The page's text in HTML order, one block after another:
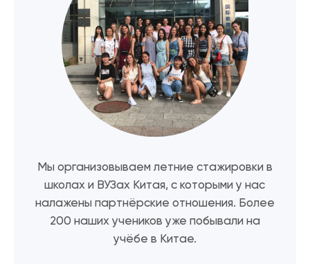
Мы организовываем летние стажировки в
школах и ВУЗах Китая, с которыми у нас
налажены партнёрские отношения. Более
200 наших учеников уже побывали на
учёбе в Китае.